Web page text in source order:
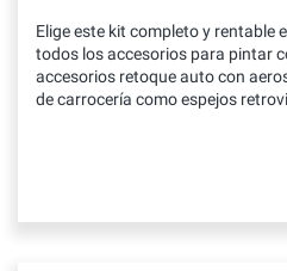
Elige este kit completo y rentable
todos los accesorios para pintar
accesorios retoque auto con
de carrocería como espejos